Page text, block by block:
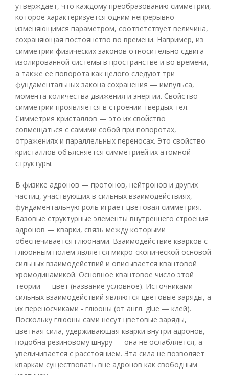
утверждает, что каждому преобразованию симметрии,
которое характеризуется одним непрерывно
изменяющимся параметром, соответствует величина,
сохраняющая постоянство во времени. Например, из
симметрии физических законов относительно сдвига
изолированной системы в пространстве и во времени,
а также ее поворота как целого следуют три
фундаментальных закона сохранения — импульса,
момента количества движения и энергии. Свойство
симметрии проявляется в строении твердых тел.
Симметрия кристаллов — это их свойство
совмещаться с самими собой при поворотах,
отражениях и параллельных переносах. Это свойство
кристаллов объясняется симметрией их атомной
структуры.
В физике адронов — протонов, нейтронов и других
частиц, участвующих в сильных взаимодействиях, —
фундаментальную роль играет цветовая симметрия.
Базовые структурные элементы внутреннего строения
адронов — кварки, связь между которыми
обеспечивается глюонами. Взаимодействие кварков с
глюонным полем является микро-скопической основой
сильных взаимодействий и описывается квантовой
хромодинамикой. Основное квантовое число этой
теории — цвет (название условное). Источниками
сильных взаимодействий являются цветовые заряды, а
их переносчиками - глюоны (от англ. glue — клей).
Поскольку глюоны сами несут цветовые заряды,
цветная сила, удерживающая кварки внутри адронов,
подобна резиновому шнуру — она не ослабляется, а
увеличивается с расстоянием. Эта сила не позволяет
кваркам существовать вне адронов как свободным